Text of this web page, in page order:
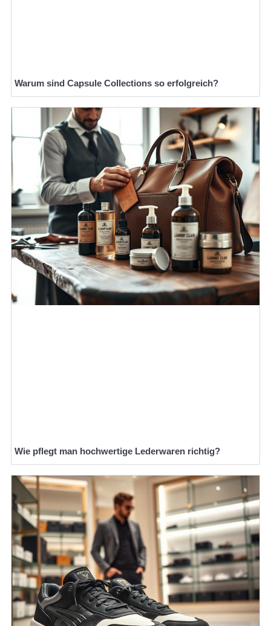
Warum sind Capsule Collections so erfolgreich?
Wie pflegt man hochwertige Lederwaren richtig?